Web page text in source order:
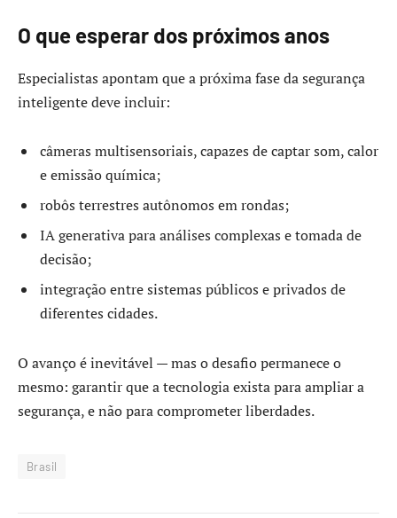
O que esperar dos próximos anos
Especialistas apontam que a próxima fase da segurança
inteligente deve incluir:
câmeras multisensoriais, capazes de captar som, calor
e emissão química;
robôs terrestres autônomos em rondas;
IA generativa para análises complexas e tomada de
decisão;
integração entre sistemas públicos e privados de
diferentes cidades.
O avanço é inevitável — mas o desafio permanece o
mesmo: garantir que a tecnologia exista para ampliar a
segurança, e não para comprometer liberdades.
Brasil